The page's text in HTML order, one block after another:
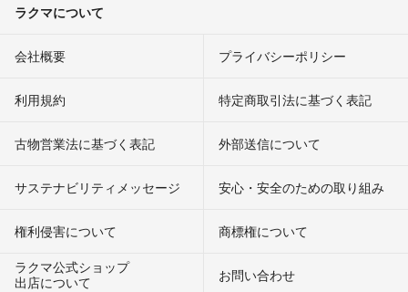
ラクマについて
会社概要 プライバシーポリシー
利用規約 特定商取引法に基づく表記
古物営業法に基づく表記 外部送信について
サステナビリティメッセージ 安心・安全のための取り組み
権利侵害について
商標権について
ラクマ公式ショップ
出店について
お問い合わせ